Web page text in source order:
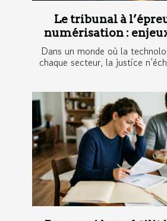
Le tribunal à
numérisation :
Dans un monde où la
chaque secteur, la justice